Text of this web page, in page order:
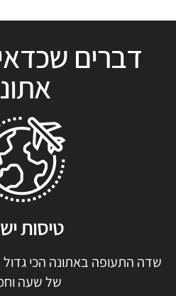
דברים
טיסות
שדה התעופה באתונה הכי גדול
של שעה